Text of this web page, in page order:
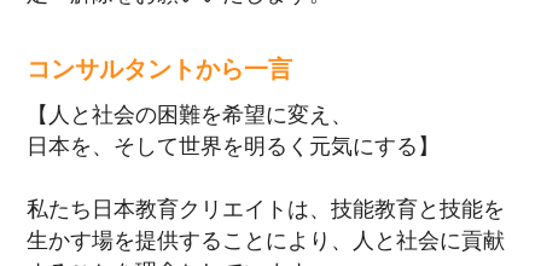
コンサルタントから一言
【人と社会の困難を希望に変え、
日本を、そして世界を明るく元気にする】
私たち日本教育クリエイトは、技能教育と技能を
生かす場を提供することにより、人と社会に貢献